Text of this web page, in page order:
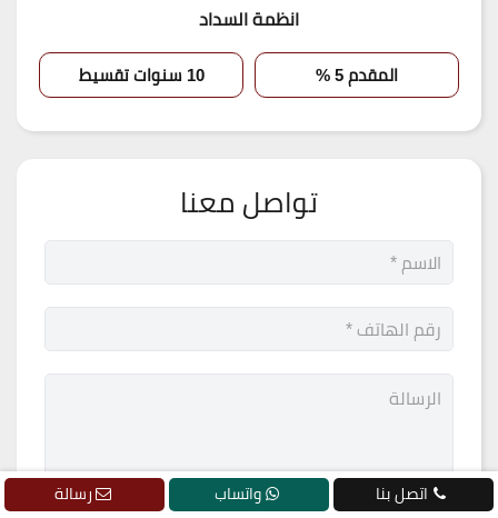
انظمة السداد
المقدم 5 % 10 سنوات تقسيط
تواصل معنا
اتصل بنا واتساب رسالة